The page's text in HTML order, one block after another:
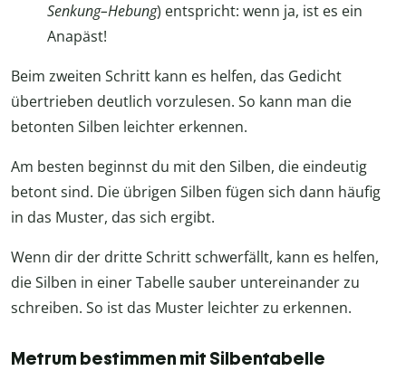
Senkung–Hebung) entspricht: wenn ja, ist es ein
Anapäst!
Beim zweiten Schritt kann es helfen, das Gedicht
übertrieben deutlich vorzulesen. So kann man die
betonten Silben leichter erkennen.
Am besten beginnst du mit den Silben, die eindeutig
betont sind. Die übrigen Silben fügen sich dann häufig
in das Muster, das sich ergibt.
Wenn dir der dritte Schritt schwerfällt, kann es helfen,
die Silben in einer Tabelle sauber untereinander zu
schreiben. So ist das Muster leichter zu erkennen.
Metrum bestimmen mit Silbentabelle